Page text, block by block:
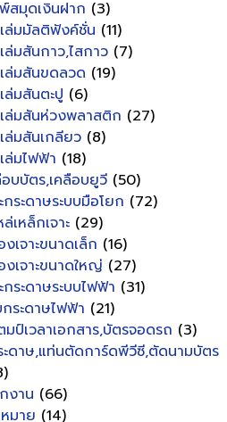
สมุดเงินฝาก (3)
เล่มมัลติฟังค์ชั่น (11)
ล่มสันกาว,ไสกาว (7)
เล่มสันขดลวด (19)
ล่มสันตะปู (6)
เล่มสันห่วงพลาสติก (27)
ล่มสันเกลียว (8)
ล่มไฟฟ้า (18)
อบบัตร,เคลือบยูวี (50)
กระดาษระบบมือโยก (72)
ล่เหล็กเจาะ (29)
งเจาะขนาดเล็ก (16)
งเจาะขนาดใหญ่ (27)
กระดาษระบบไฟฟ้า (31)
กระดาษไฟฟ้า (21)
มป์เวลาเอกสาร,บัตรจอดรถ (3)
ดาษ,แท่นตัดการ์ดพีวีซี,ตัดนามบัตร
งาน (66)
มาย (14)